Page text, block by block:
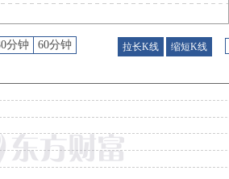
分钟 60分钟 拉长K线 缩短K线